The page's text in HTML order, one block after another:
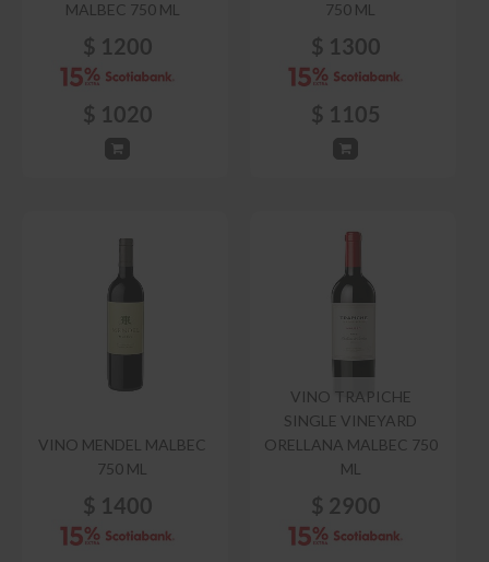
MALBEC 750 ML
$ 1200
$ 1020
750 ML
$ 1300
$ 1105
VINO MENDEL MALBEC
750 ML
$ 1400
VINO TRAPICHE
SINGLE VINEYARD
ORELLANA MALBEC 750
ML
$ 2900